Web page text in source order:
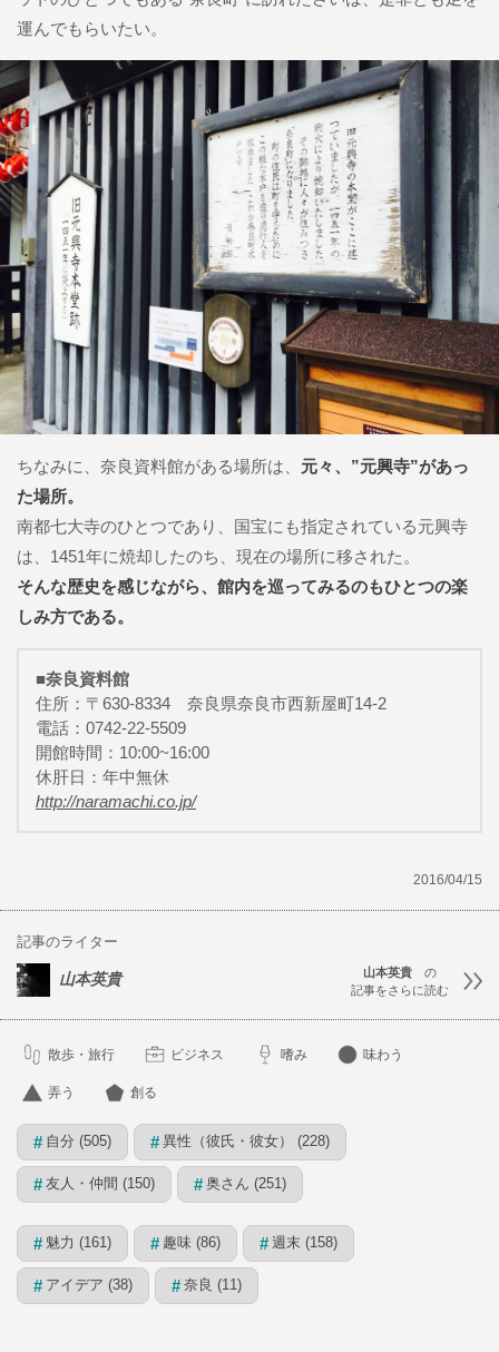
運んでもらいたい。
ちなみに、奈良資料館がある場所は、 元々、”元興寺”があっ
た場所。
南都七大寺のひとつであり、国宝にも指定されている元興寺
は、1451年に焼却したのち、現在の場所に移された。
そんな歴史を感じながら、館内を巡ってみるのもひとつの楽
しみ方である。
■奈良資料館
住所：〒630-8334 奈良県奈良市西新屋町14-2
電話：0742-22-5509
開館時間：10:00~16:00
休肝日：年中無休
http://naramachi.co.jp/
2016/04/15
記事のライター
山本英貴 山本英貴 の
記事をさらに読む
散歩・旅行 ビジネス 嗜み 味わう
弄う 創る
# 自分 (505) # 異性（彼氏・彼女） (228)
# 友人・仲間 (150) # 奥さん (251)
# 魅力 (161) # 趣味 (86) # 週末 (158)
# アイデア (38) # 奈良 (11)